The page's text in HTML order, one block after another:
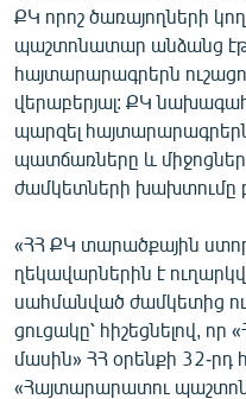
ԲԱՆԱՎԵՃ
ՁԳՏԵԼՈՎ ԼԱՎԱԳՈՒՅՆԻՆ
ՓՈԴՔԱՍԹ
Հայերեն
English
Русский
ՀԵՏԵՎԵՔ ՄԵԶ
ՔԿ որոշ ծառայողների
պաշտոնատար անձանց
հայտարարագրերն
վերաբերյալ: ՔԿ
պարզել հայտարարագրերն
պատճառները և միջոցներ
ժամկետների խախտումը
«ՀՀ ՔԿ տարածքային
ղեկավարներին է
սահմանված ժամկետից
ցուցակը՝ հիշեցնելով, որ
մասին» ՀՀ օրենքի 32-րդ
«Հայտարարատու